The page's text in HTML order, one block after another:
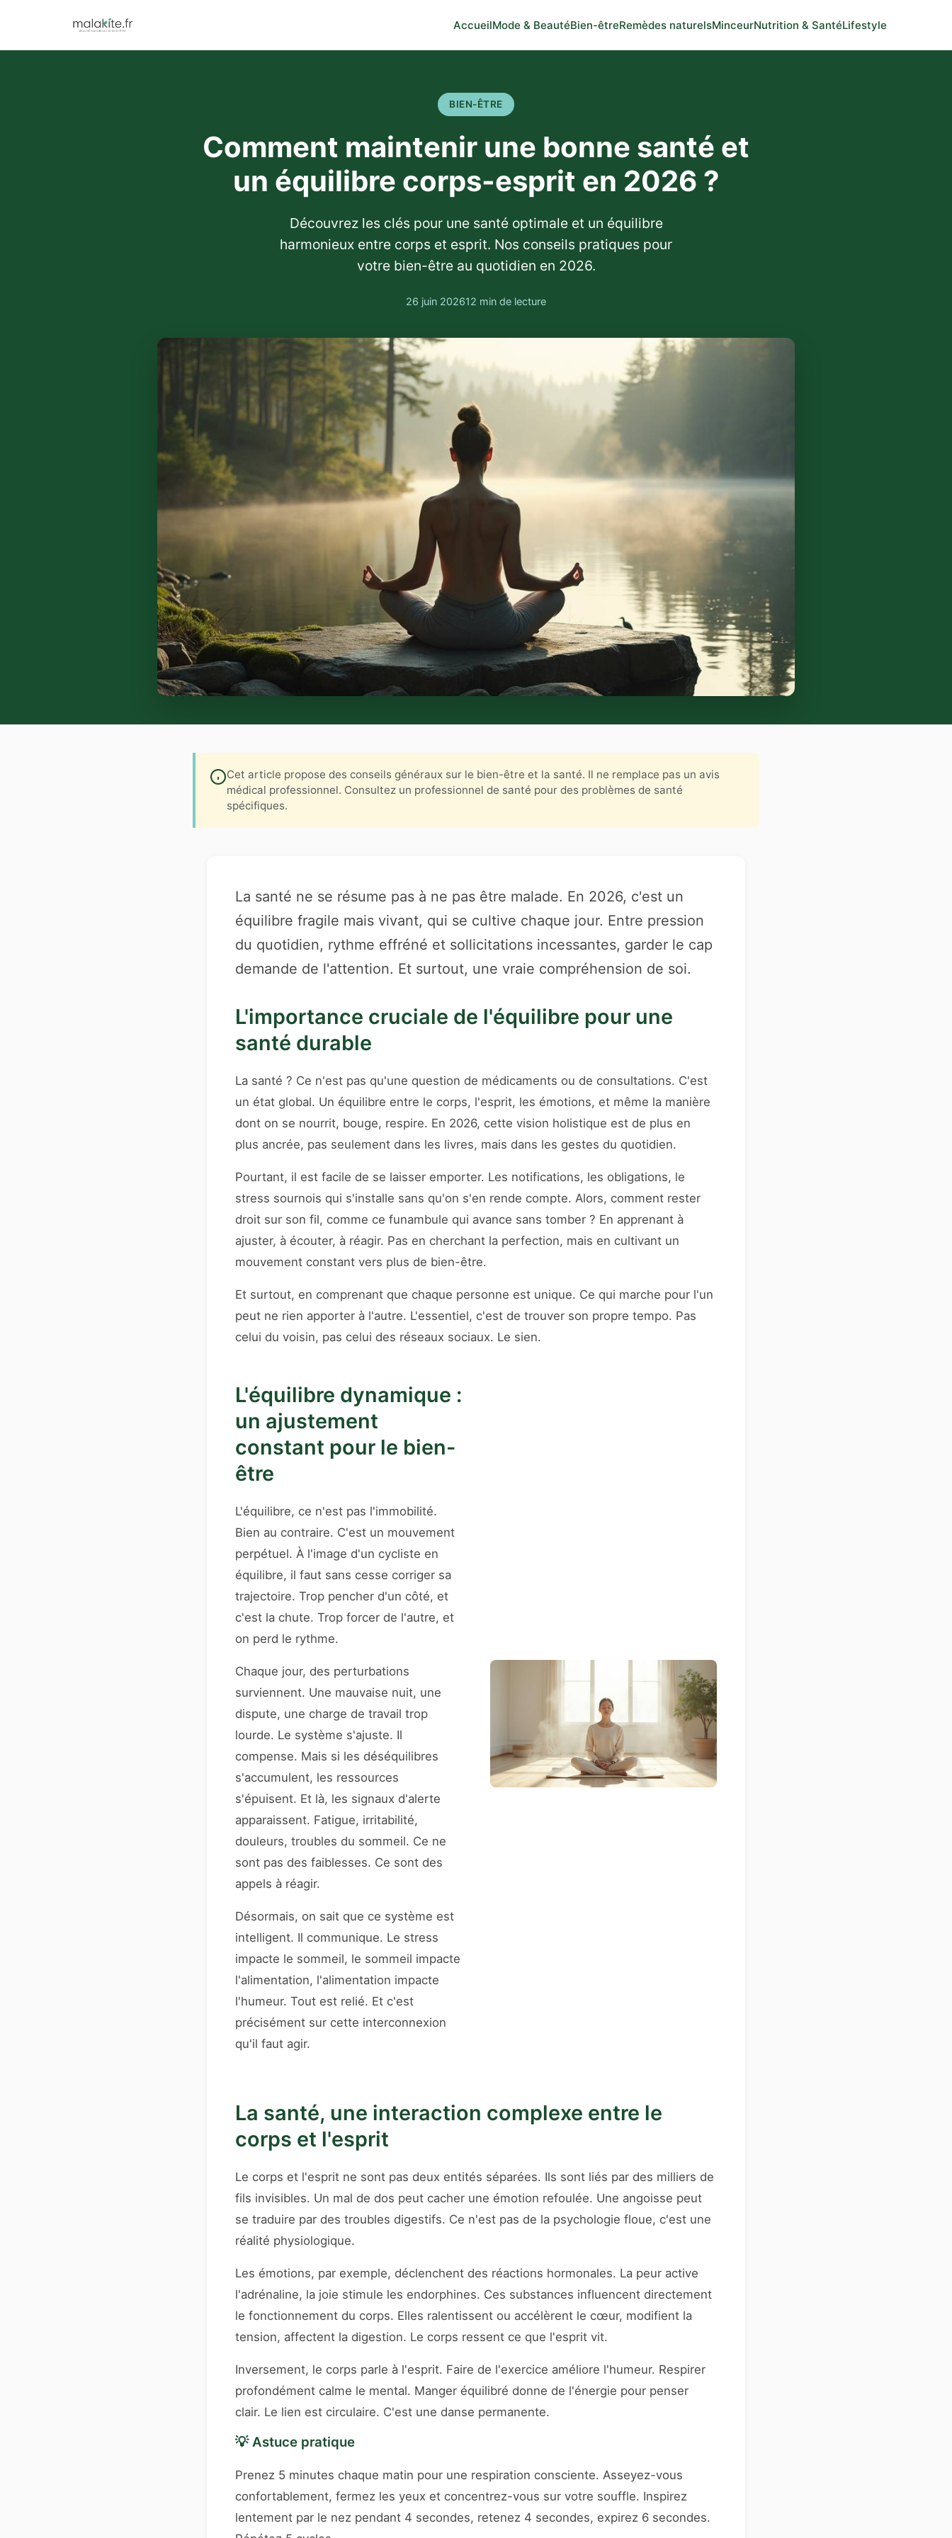
AccueilMode & BeautéBien-êtreRemèdes naturelsMinceurNutrition & SantéLifestyle
BIEN-ÊTRE
Comment maintenir une bonne santé et
un équilibre corps-esprit en 2026 ?
Découvrez les clés pour une santé optimale et un équilibre
harmonieux entre corps et esprit. Nos conseils pratiques pour
votre bien-être au quotidien en 2026.
26 juin 202612 min de lecture
Cet article propose des conseils généraux sur le bien-être et la santé. Il ne remplace pas un avis
médical professionnel. Consultez un professionnel de santé pour des problèmes de santé
spécifiques.
La santé ne se résume pas à ne pas être malade. En 2026, c'est un
équilibre fragile mais vivant, qui se cultive chaque jour. Entre pression
du quotidien, rythme effréné et sollicitations incessantes, garder le cap
demande de l'attention. Et surtout, une vraie compréhension de soi.
L'importance cruciale de l'équilibre pour une
santé durable
La santé ? Ce n'est pas qu'une question de médicaments ou de consultations. C'est
un état global. Un équilibre entre le corps, l'esprit, les émotions, et même la manière
dont on se nourrit, bouge, respire. En 2026, cette vision holistique est de plus en
plus ancrée, pas seulement dans les livres, mais dans les gestes du quotidien.
Pourtant, il est facile de se laisser emporter. Les notifications, les obligations, le
stress sournois qui s'installe sans qu'on s'en rende compte. Alors, comment rester
droit sur son fil, comme ce funambule qui avance sans tomber ? En apprenant à
ajuster, à écouter, à réagir. Pas en cherchant la perfection, mais en cultivant un
mouvement constant vers plus de bien-être.
Et surtout, en comprenant que chaque personne est unique. Ce qui marche pour l'un
peut ne rien apporter à l'autre. L'essentiel, c'est de trouver son propre tempo. Pas
celui du voisin, pas celui des réseaux sociaux. Le sien.
L'équilibre dynamique :
un ajustement
constant pour le bien-
être
L'équilibre, ce n'est pas l'immobilité.
Bien au contraire. C'est un mouvement
perpétuel. À l'image d'un cycliste en
équilibre, il faut sans cesse corriger sa
trajectoire. Trop pencher d'un côté, et
c'est la chute. Trop forcer de l'autre, et
on perd le rythme.
Chaque jour, des perturbations
surviennent. Une mauvaise nuit, une
dispute, une charge de travail trop
lourde. Le système s'ajuste. Il
compense. Mais si les déséquilibres
s'accumulent, les ressources
s'épuisent. Et là, les signaux d'alerte
apparaissent. Fatigue, irritabilité,
douleurs, troubles du sommeil. Ce ne
sont pas des faiblesses. Ce sont des
appels à réagir.
Désormais, on sait que ce système est
intelligent. Il communique. Le stress
impacte le sommeil, le sommeil impacte
l'alimentation, l'alimentation impacte
l'humeur. Tout est relié. Et c'est
précisément sur cette interconnexion
qu'il faut agir.
La santé, une interaction complexe entre le
corps et l'esprit
Le corps et l'esprit ne sont pas deux entités séparées. Ils sont liés par des milliers de
fils invisibles. Un mal de dos peut cacher une émotion refoulée. Une angoisse peut
se traduire par des troubles digestifs. Ce n'est pas de la psychologie floue, c'est une
réalité physiologique.
Les émotions, par exemple, déclenchent des réactions hormonales. La peur active
l'adrénaline, la joie stimule les endorphines. Ces substances influencent directement
le fonctionnement du corps. Elles ralentissent ou accélèrent le cœur, modifient la
tension, affectent la digestion. Le corps ressent ce que l'esprit vit.
Inversement, le corps parle à l'esprit. Faire de l'exercice améliore l'humeur. Respirer
profondément calme le mental. Manger équilibré donne de l'énergie pour penser
clair. Le lien est circulaire. C'est une danse permanente.
💡 Astuce pratique
Prenez 5 minutes chaque matin pour une respiration consciente. Asseyez-vous
confortablement, fermez les yeux et concentrez-vous sur votre souffle. Inspirez
lentement par le nez pendant 4 secondes, retenez 4 secondes, expirez 6 secondes.